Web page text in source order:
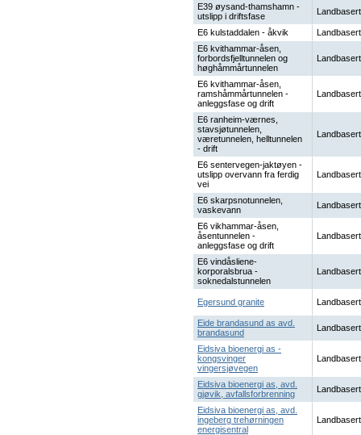
E39 øysand-thamshamn -
utslipp i driftsfase
Landbasert
E6 kulstaddalen - åkvik
Landbasert
E6 kvithammar-åsen,
forbordsfjelltunnelen og
høghåmmårtunnelen
Landbasert
E6 kvithammar-åsen,
ramshåmmårtunnelen -
anleggsfase og drift
Landbasert
E6 ranheim-værnes,
stavsjøtunnelen,
væretunnelen, helltunnelen
- drift
Landbasert
E6 sentervegen-jaktøyen -
utslipp overvann fra ferdig
vei
Landbasert
E6 skarpsnotunnelen,
vaskevann
Landbasert
E6 vikhammar-åsen,
åsentunnelen -
anleggsfase og drift
Landbasert
E6 vindåsliene-
korporalsbrua -
soknedalstunnelen
Landbasert
Egersund granite Landbasert
Eide brandasund as avd.
brandasund
Landbasert
Eidsiva bioenergi as -
kongsvinger
vingersjøvegen
Landbasert
Eidsiva bioenergi as, avd.
gjøvik, avfallsforbrenning
Landbasert
Eidsiva bioenergi as, avd.
ingeberg trehørningen
energisentral
Landbasert